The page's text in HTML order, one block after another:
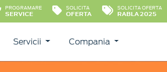
PROGRAMARE
SERVICE
SOLICITA
OFERTA
SOLICITA OFERTA
RABLA 2025
Servicii Compania